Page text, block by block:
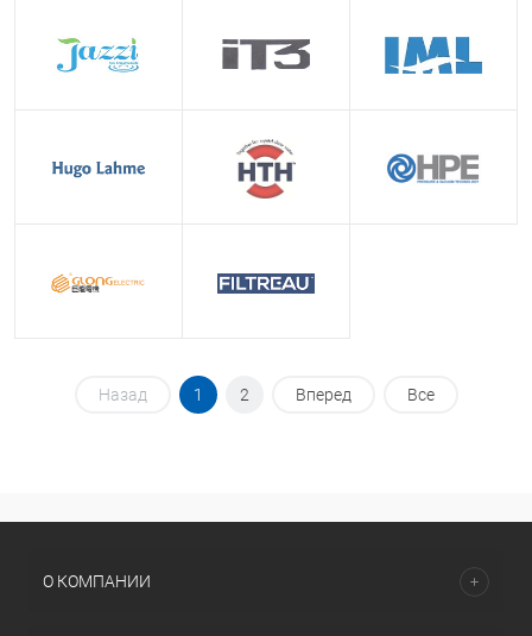
Назад 1 2 Вперед Все
О КОМПАНИИ